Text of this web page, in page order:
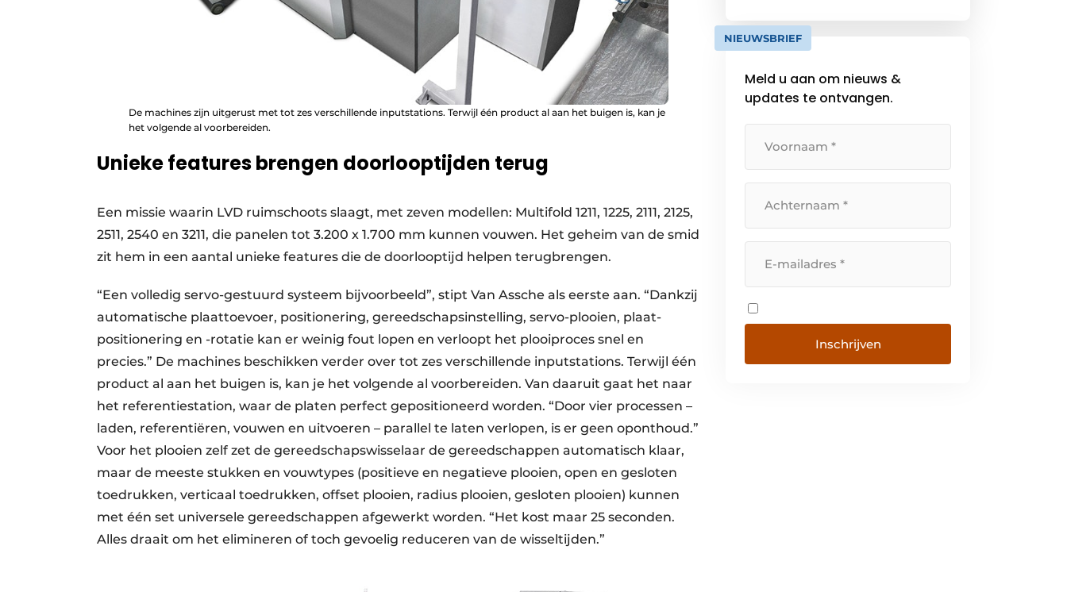
De machines zijn uitgerust met tot zes verschillende inputstations. Terwijl één product al aan het buigen is, kan je
het volgende al voorbereiden.
Unieke features brengen doorlooptijden terug
Een missie waarin LVD ruimschoots slaagt, met zeven modellen: Multifold 1211, 1225, 2111, 2125,
2511, 2540 en 3211, die panelen tot 3.200 x 1.700 mm kunnen vouwen. Het geheim van de smid
zit hem in een aantal unieke features die de doorlooptijd helpen ­terugbrengen.
“Een volledig servo-gestuurd systeem bijvoorbeeld”, stipt Van Assche als eerste aan. “Dankzij
automatische plaattoevoer, positionering, gereedschapsinstelling, servo-plooien, plaat­
positionering en -rotatie kan er weinig fout lopen en verloopt het plooiproces snel en
precies.” De machines beschikken verder over tot zes verschillende inputstations. Terwijl één
product al aan het buigen is, kan je het volgende al voorbereiden. Van daaruit gaat het naar
het referentiestation, waar de platen perfect gepositioneerd worden. “Door vier processen –
laden, referentiëren, vouwen en uitvoeren – parallel te laten verlopen, is er geen oponthoud.”
Voor het plooien zelf zet de gereedschapswisselaar de gereedschappen automatisch klaar,
maar de meeste stukken en vouwtypes (positieve en negatieve plooien, open en gesloten
toedrukken, verticaal toedrukken, offset plooien, radius plooien, gesloten plooien) kunnen
met één set universele gereedschappen afgewerkt worden. “Het kost maar 25 seconden.
Alles draait om het elimineren of toch gevoelig reduceren van de wisseltijden.”
productieflow. Machines die het
verschil maken: Altijd in
familiebedrijf – intussen geleid
[…]
NIEUWSBRIEF
Meld u aan om nieuws &
updates te ontvangen.